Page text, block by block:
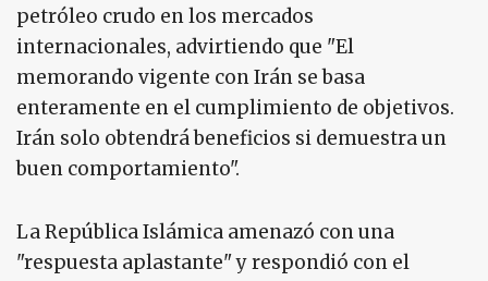
petróleo crudo en los mercados
internacionales, advirtiendo que "El
memorando vigente con Irán se basa
enteramente en el cumplimiento de objetivos.
Irán solo obtendrá beneficios si demuestra un
buen comportamiento".
La República Islámica amenazó con una
"respuesta aplastante" y respondió con el